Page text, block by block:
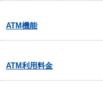
ATM機能
ATM利用料金